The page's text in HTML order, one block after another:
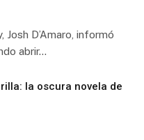
Josh D’Amaro, informó
abrir…
la oscura novela de